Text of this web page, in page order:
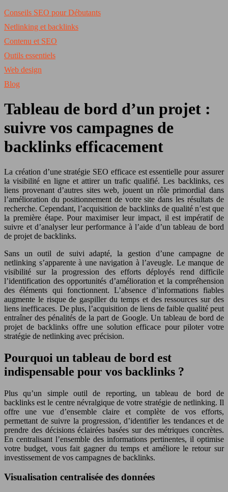
Conseils SEO pour Débutants
Netlinking et backlinks
Contenu et SEO
Outils essentiels
Web design
Blog
Tableau de bord d’un projet :
suivre vos campagnes de
backlinks efficacement
La création d’une stratégie SEO efficace est essentielle pour assurer
la visibilité en ligne et attirer un trafic qualifié. Les backlinks, ces
liens provenant d’autres sites web, jouent un rôle primordial dans
l’amélioration du positionnement de votre site dans les résultats de
recherche. Cependant, l’acquisition de backlinks de qualité n’est que
la première étape. Pour maximiser leur impact, il est impératif de
suivre et d’analyser leur performance à l’aide d’un tableau de bord
de projet de backlinks.
Sans un outil de suivi adapté, la gestion d’une campagne de
netlinking s’apparente à une navigation à l’aveugle. Le manque de
visibilité sur la progression des efforts déployés rend difficile
l’identification des opportunités d’amélioration et la compréhension
des éléments qui fonctionnent. L’absence d’informations fiables
augmente le risque de gaspiller du temps et des ressources sur des
liens inefficaces. De plus, l’acquisition de liens de faible qualité peut
entraîner des pénalités de la part de Google. Un tableau de bord de
projet de backlinks offre une solution efficace pour piloter votre
stratégie de netlinking avec précision.
Pourquoi un tableau de bord est
indispensable pour vos backlinks ?
Plus qu’un simple outil de reporting, un tableau de bord de
backlinks est le centre névralgique de votre stratégie de netlinking. Il
offre une vue d’ensemble claire et complète de vos efforts,
permettant de suivre la progression, d’identifier les tendances et de
prendre des décisions éclairées basées sur des métriques concrètes.
En centralisant l’ensemble des informations pertinentes, il optimise
votre budget, vous fait gagner du temps et améliore le retour sur
investissement de vos campagnes de backlinks.
Visualisation centralisée des données